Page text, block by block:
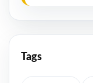
Tags